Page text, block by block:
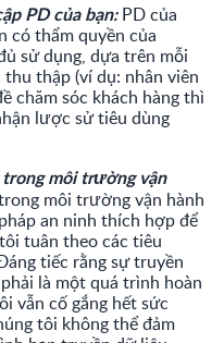
PD của bạn:PD của
có thẩm quyền của
sử dụng, dựa trên mỗi
thập (ví dụ: nhân viên
chăm sóc khách hàng thì
lược sử tiêu dùng
môi trường vận
môi trường vận hành
an ninh thích hợp để
tuân theo các tiêu
tiếc rằng sự truyền
là một quá trình hoàn
vẫn cố gắng hết sức
tôi không thể đảm